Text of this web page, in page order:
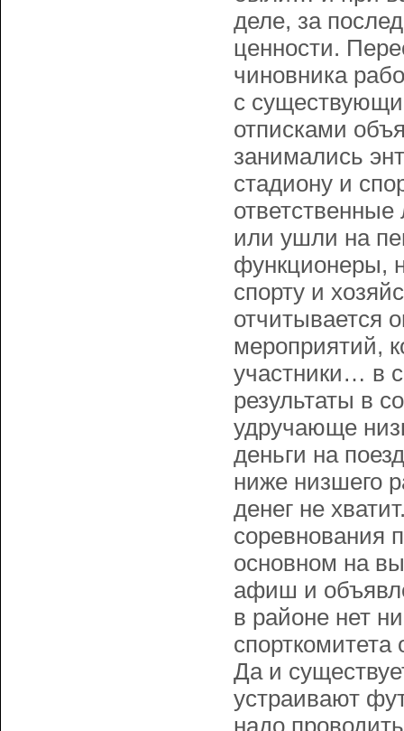
деле, за
ценности.
чиновника
с
отписками
занимались
стадиону и
или ушли на
функционеры,
спорту и
отчитывается
мероприятий,
участники… в
результаты в
удручающе
деньги на
ниже низшего
денег не
соревнования
основном на
афиш и
в районе нет
спорткомитета
Да и
устраивают
надо